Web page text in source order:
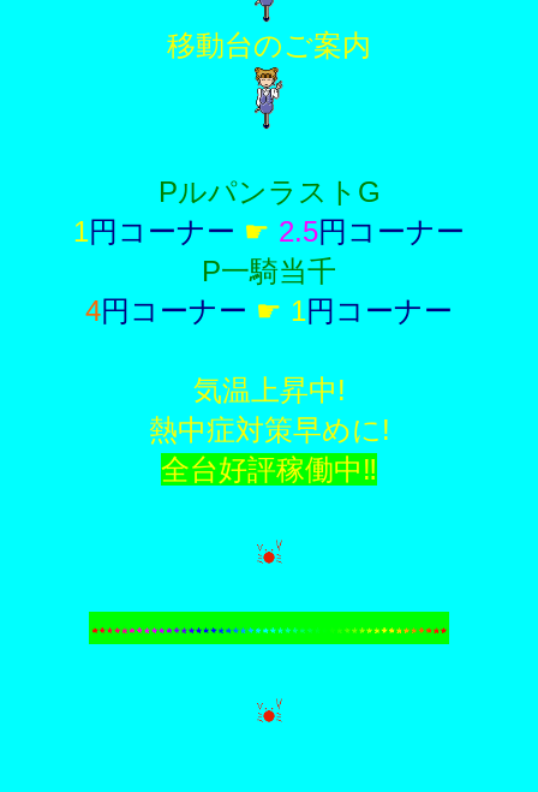
移動台のご案内
PルパンラストG
1円コーナー ☛ 2.5円コーナー
P一騎当千
4円コーナー ☛ 1円コーナー
気温上昇中!
熱中症対策早めに!
全台好評稼働中‼